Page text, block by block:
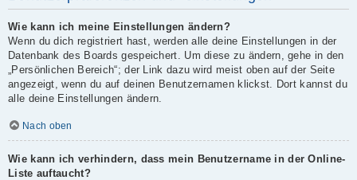
Wie kann ich meine Einstellungen ändern?
Wenn du dich registriert hast, werden alle deine Einstellungen in der
Datenbank des Boards gespeichert. Um diese zu ändern, gehe in den
„Persönlichen Bereich“; der Link dazu wird meist oben auf der Seite
angezeigt, wenn du auf deinen Benutzernamen klickst. Dort kannst du
alle deine Einstellungen ändern.
Nach oben
Wie kann ich verhindern, dass mein Benutzername in der Online-
Liste auftaucht?